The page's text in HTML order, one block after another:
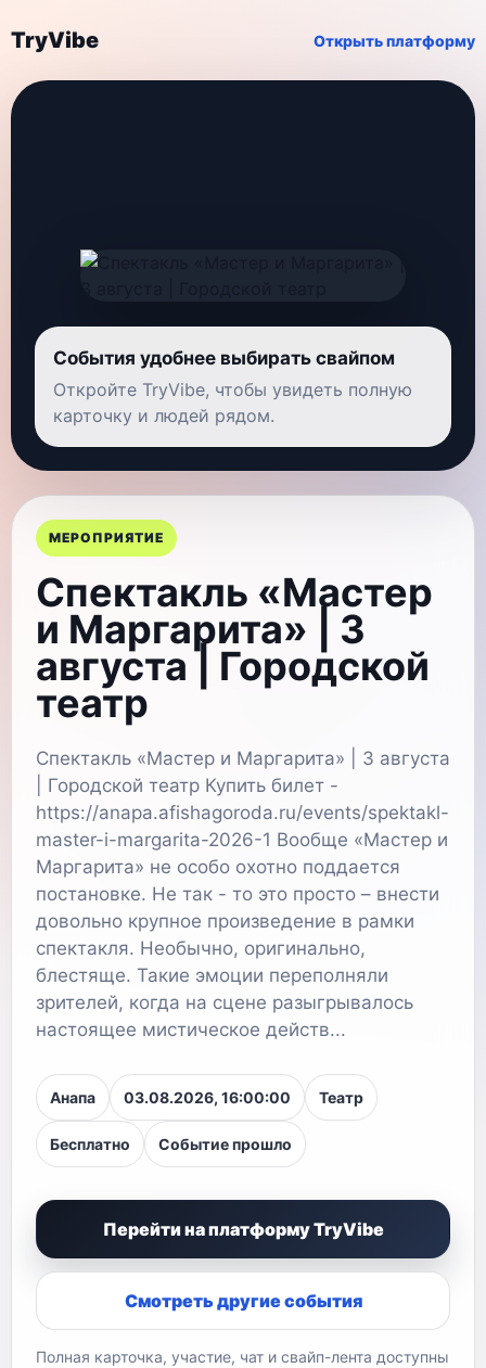
TryVibe Открыть платформу
МЕРОПРИЯТИЕ
Спектакль «Мастер
и Маргарита» | 3
августа | Городской
театр
Спектакль «Мастер и Маргарита» | 3 августа
| Городской театр Купить билет -
https://anapa.afishagoroda.ru/events/spektakl-
master-i-margarita-2026-1 Вообще «Мастер и
Маргарита» не особо охотно поддается
постановке. Не так - то это просто – внести
довольно крупное произведение в рамки
спектакля. Необычно, оригинально,
блестяще. Такие эмоции переполняли
зрителей, когда на сцене разыгрывалось
настоящее мистическое действ...
Анапа 03.08.2026, 16:00:00 Театр
Бесплатно Событие прошло
Перейти на платформу TryVibe
Смотреть другие события
Полная карточка, участие, чат и свайп-лента доступны
События удобнее выбирать свайпом
Откройте TryVibe, чтобы увидеть полную
карточку и людей рядом.